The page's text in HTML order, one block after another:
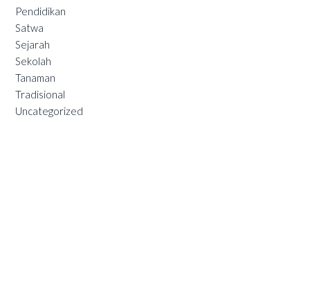
Pendidikan
Satwa
Sejarah
Sekolah
Tanaman
Tradisional
Uncategorized